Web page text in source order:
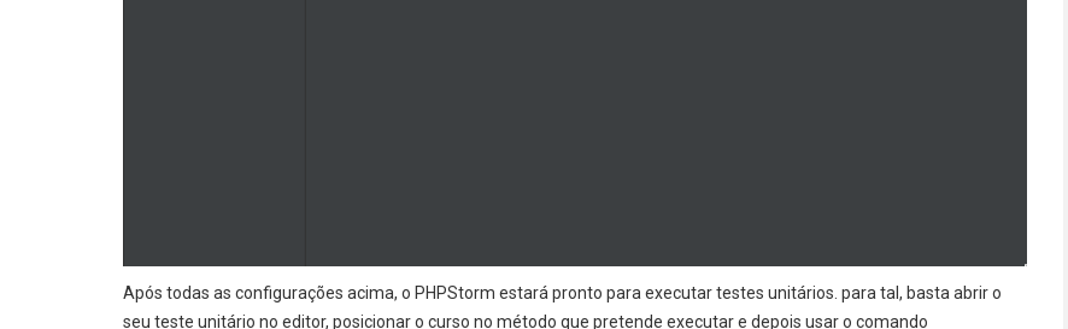
Após todas as configurações acima, o PHPStorm estará pronto para executar testes unitários. para tal, basta abrir o
seu teste unitário no editor, posicionar o curso no método que pretende executar e depois usar o comando